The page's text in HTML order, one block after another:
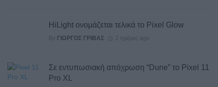
HiLight ονομάζεται τελικά το Pixel Glow
By ΓΙΏΡΓΟΣ ΓΡΊΒΑΣ 2 ημέρες ago
Σε εντυπωσιακή απόχρωση “Dune” το Pixel 11
Pro XL